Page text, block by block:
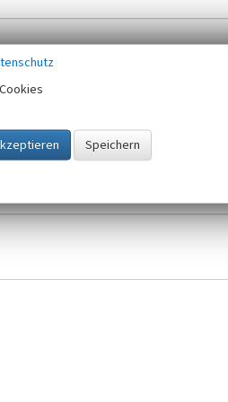
gespeichert und verwendet.
gültigen Europäischen